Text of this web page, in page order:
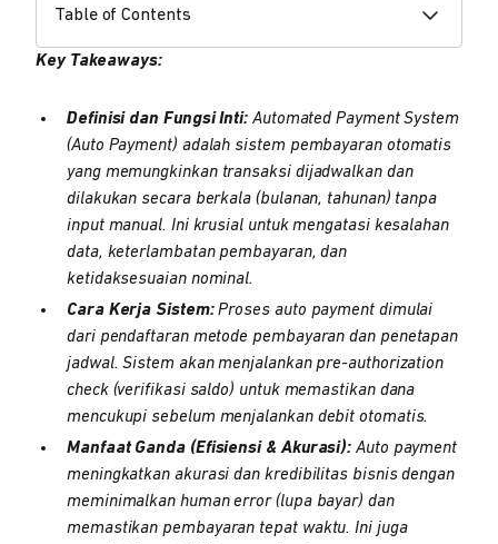
Table of Contents
Key Takeaways:
Definisi dan Fungsi Inti: Automated Payment System
(Auto Payment) adalah sistem pembayaran otomatis
yang memungkinkan transaksi dijadwalkan dan
dilakukan secara berkala (bulanan, tahunan) tanpa
input manual. Ini krusial untuk mengatasi kesalahan
data, keterlambatan pembayaran, dan
ketidaksesuaian nominal.
Cara Kerja Sistem:Proses auto payment dimulai
dari pendaftaran metode pembayaran dan penetapan
jadwal. Sistem akan menjalankan pre-authorization
check (verifikasi saldo) untuk memastikan dana
mencukupi sebelum menjalankan debit otomatis.
Manfaat Ganda (Efisiensi & Akurasi):Auto payment
meningkatkan akurasi dan kredibilitas bisnis dengan
meminimalkan human error (lupa bayar) dan
memastikan pembayaran tepat waktu. Ini juga